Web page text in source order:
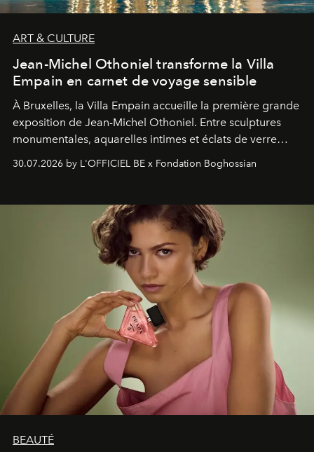
ART & CULTURE
Jean-Michel Othoniel transforme la Villa
Empain en carnet de voyage sensible
À Bruxelles, la Villa Empain accueille la première grande
exposition de Jean-Michel Othoniel. Entre sculptures
monumentales, aquarelles intimes et éclats de verre
soufflé, l’artiste français compose un itinéraire
émotionnel où chaque œuvre devient le souvenir
émerveillement.
30.07.2026 by L'OFFICIEL BE x Fondation Boghossian
BEAUTÉ